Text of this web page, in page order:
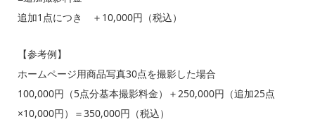
追加1点につき ＋10,000円（税込）
【参考例】
ホームページ用商品写真30点を撮影した場合
100,000円（5点分基本撮影料金）＋250,000円（追加25点
×10,000円）＝350,000円（税込）